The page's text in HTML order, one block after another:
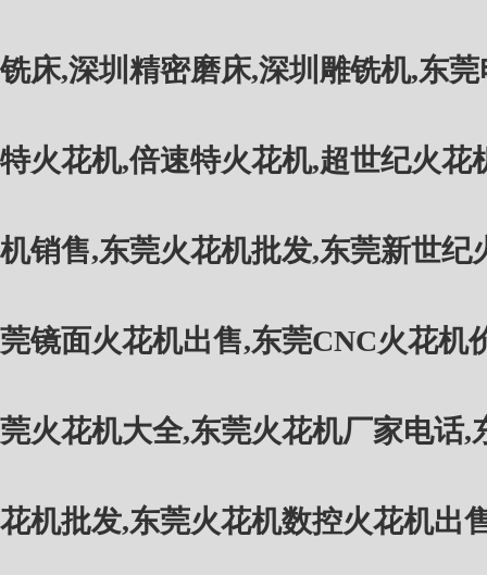
铣床,深圳精密磨床,深圳雕铣机,东
特火花机,倍速特火花机,超世纪火花
机销售,东莞火花机批发,东莞新世纪
莞镜面火花机出售,东莞CNC火花机
莞火花机大全,东莞火花机厂家电话,
花机批发,东莞火花机数控火花机出